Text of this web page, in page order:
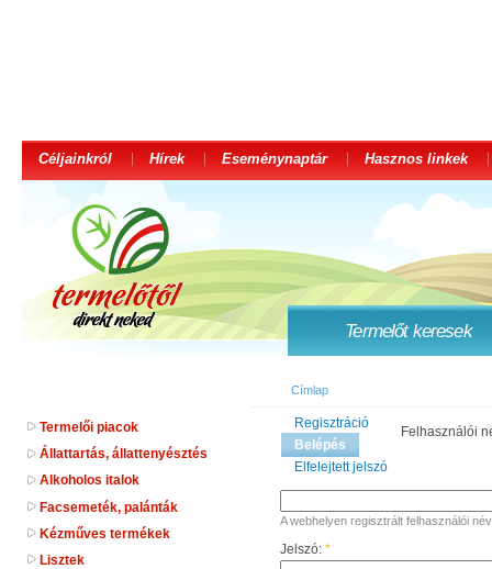
Céljainkról Hírek Eseménynaptár Hasznos linkek
Termelőt keresek
Termelői piacok
Állattartás, állattenyésztés
Alkoholos italok
Facsemeték, palánták
Kézműves termékek
Lisztek
Címlap
Regisztráció
Belépés
Elfelejtett jelszó
Felhasználói
A webhelyen regisztrált felhasználói
Jelszó: *